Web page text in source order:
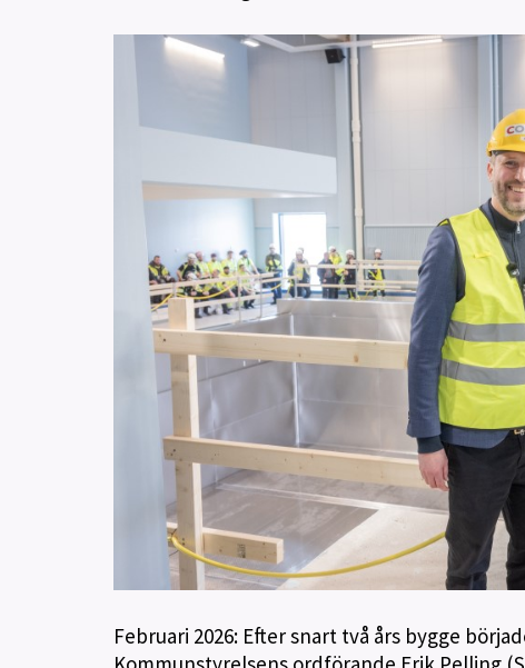
Februari 2026: Efter snart två års bygge